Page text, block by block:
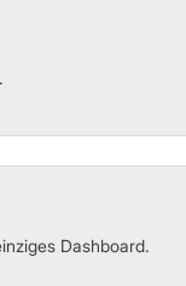
Dashboard.